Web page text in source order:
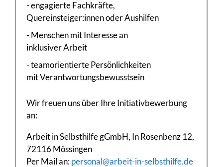
- engagierte Fachkräfte,
Quereinsteiger:innen oder Aushilfen
- Menschen mit Interesse an
inklusiver Arbeit
- teamorientierte Persönlichkeiten
mit Verantwortungsbewusstsein
Wir freuen uns über Ihre Initiativbewerbung
an:
Arbeit in Selbsthilfe gGmbH, In Rosenbenz 12,
72116 Mössingen
Per Mail an:personal@arbeit-in-selbsthilfe.de